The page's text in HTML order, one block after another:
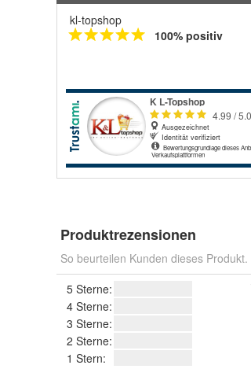
kl-topshop
100% positiv
Produktrezensionen
So beurteilen Kunden dieses Produkt.
5 Sterne:
4 Sterne:
3 Sterne:
2 Sterne:
1 Stern: